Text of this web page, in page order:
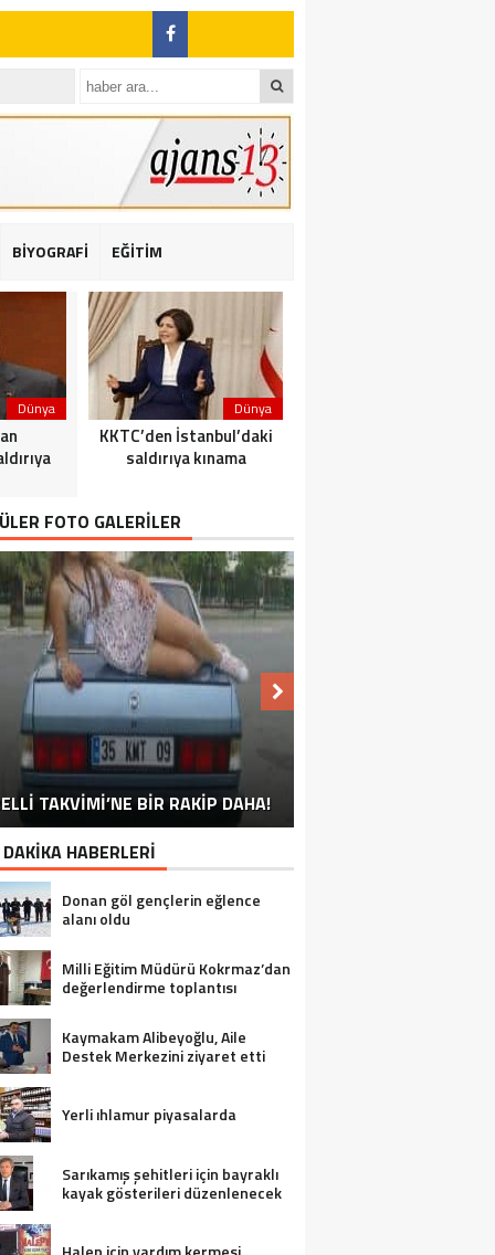
2 yaralı
BİYOGRAFİ EĞİTİM
Dünya Dünya
KKTC’den İstanbul’daki
saldırıya kınama
FOTO GALERİLER
TAKVİMİ’NE BİR RAKİP DAHA!
İYİ ‘KURBAN BAYRAMI’ CAPSLERİ!
SÖYLEMEYEN ESNAF GÖRDÜNÜZ
MÜ?
FOTOĞRAFLARLA HIZAN
FOTOĞRAFLARLA BITLIS
FOTOĞRAFLARLA TATVAN
FOTOĞRAFLARLA GÜROYMAK
FOTOĞRAFLARLA AHLAT
FOTOĞRAFLARLA ADILCEVAZ
FOTOĞRAFLARLA MUTKI
HABERLERİ
Donan göl gençlerin eğlence
alanı oldu
Milli Eğitim Müdürü Kokrmaz’dan
değerlendirme toplantısı
Kaymakam Alibeyoğlu, Aile
Destek Merkezini ziyaret etti
Yerli ıhlamur piyasalarda
Sarıkamış şehitleri için bayraklı
kayak gösterileri düzenlenecek